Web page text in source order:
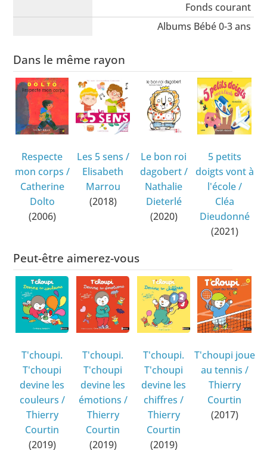
Fonds courant
Albums Bébé 0-3 ans
Dans le même rayon
Respecte
mon corps /
Catherine
Dolto
(2006)
Les 5 sens /
Elisabeth
Marrou
(2018)
Le bon roi
dagobert/
Nathalie
Dieterlé
(2020)
5 petits
doigts vont à
l'école/
Cléa
Dieudonné
(2021)
Peut-être aimerez-vous
T'choupi.
T'choupi
devine les
couleurs /
Thierry
Courtin
(2019)
T'choupi.
T'choupi
devine les
émotions /
Thierry
Courtin
(2019)
T'choupi.
T'choupi
devine les
chiffres /
Thierry
Courtin
(2019)
T'choupi joue
au tennis /
Thierry
Courtin
(2017)